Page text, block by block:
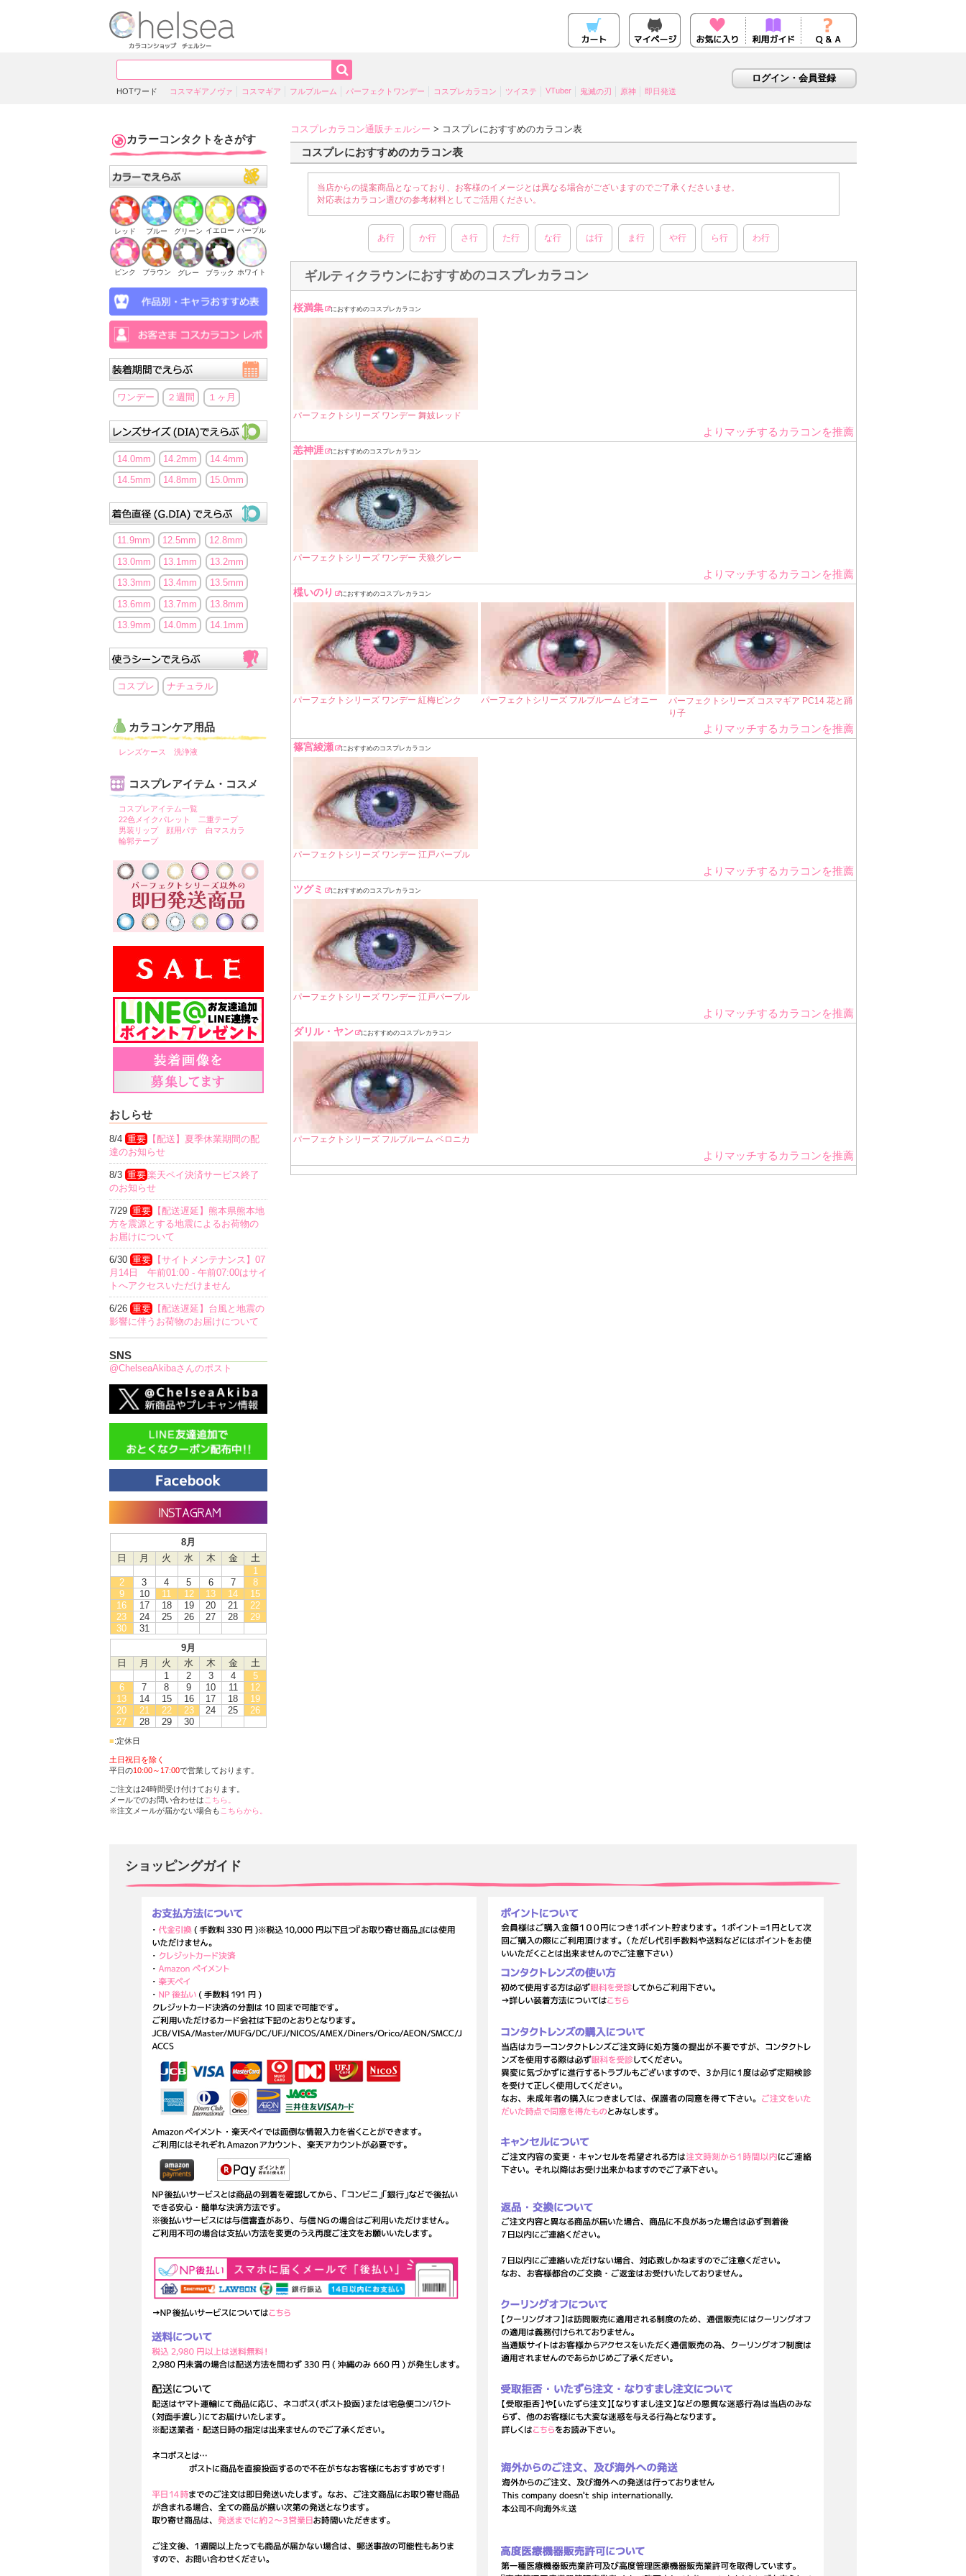
HOTワード コスマギアノヴァ コスマギア フルブルーム パーフェクトワンデー コスプレカラコン ツイステ VTuber 鬼滅の刃 原神 即日発送
カラーコンタクトをさがす
レッド ブルー グリーン イエロー パープル
ピンク ブラウン グレー ブラック ホワイト
ワンデー ２週間 １ヶ月
14.0mm 14.2mm
14.4mm
14.5mm
14.8mm 15.0mm
11.9mm 12.5mm
12.8mm
13.0mm
13.1mm
13.2mm
13.3mm
13.4mm
13.5mm
13.6mm
13.7mm
13.8mm
13.9mm
14.0mm 14.1mm
コスプレ ナチュラル
カラコンケア用品
レンズケース 洗浄液
コスプレアイテム・コスメ
コスプレアイテム一覧
22色メイクパレット
二重テープ
男装リップ
顔用パテ
白マスカラ
輪郭テープ
おしらせ
8/4 重要
【配送】夏季休業期間の配
達のお知らせ
8/3 重要楽天ペイ決済サービス終了
のお知らせ
7/29 重要
【配送遅延】熊本県熊本地
方を震源とする地震によるお荷物の
お届けについて
6/30 重要
【サイトメンテナンス】07
月14日 午前01:00 - 午前07:00はサイ
トへアクセスいただけません
6/26 重要
【配送遅延】台風と地震の
影響に伴うお荷物のお届けについて
SNS
@ChelseaAkibaさんのポスト
8月
日
月 火 水 木 金
土
1
2
3 4 5 6 7
8
9
10 11 12 13 14
15
16
17 18 19 20 21
22
23
24 25 26 27 28
29
30
31
9月
日
月 火 水 木 金
土
1
2 3 4
5
6
7 8 9 10 11
12
13
14 15 16 17 18
19
20
21 22 23 24 25
26
27
28 29 30
■:定休日
土日祝日を除く
平日の10:00～17:00で営業しております。
ご注文は24時間受け付けております。
メールでのお問い合わせは こちら。
※注文メールが届かない場合も こちらから。
コスプレカラコン通販チェルシー > コスプレにおすすめのカラコン表
コスプレにおすすめのカラコン表
当店からの提案商品となっており、お客様のイメージとは異なる場合がございますのでご了承くださいませ。
対応表はカラコン選びの参考材料としてご活用ください。
あ行 か行 さ行 た行 な行 は行 ま行 や行 ら行 わ行
ギルティクラウンにおすすめのコスプレカラコン
桜満集 におすすめのコスプレカラコン
パーフェクトシリーズ ワンデー 舞妓レッド
よりマッチするカラコンを推薦
恙神涯 におすすめのコスプレカラコン
パーフェクトシリーズ ワンデー 天狼グレー
よりマッチするカラコンを推薦
楪いのり におすすめのコスプレカラコン
パーフェクトシリーズ ワンデー 紅梅ピンク パーフェクトシリーズ フルブルーム ピオニー
パーフェクトシリーズ コスマギア PC14 花と踊
り子
よりマッチするカラコンを推薦
篠宮綾瀬 におすすめのコスプレカラコン
パーフェクトシリーズ ワンデー 江戸パープル
よりマッチするカラコンを推薦
ツグミ におすすめのコスプレカラコン
パーフェクトシリーズ ワンデー 江戸パープル
よりマッチするカラコンを推薦
ダリル・ヤン におすすめのコスプレカラコン
パーフェクトシリーズ フルブルーム ベロニカ
よりマッチするカラコンを推薦
ショッピングガイド